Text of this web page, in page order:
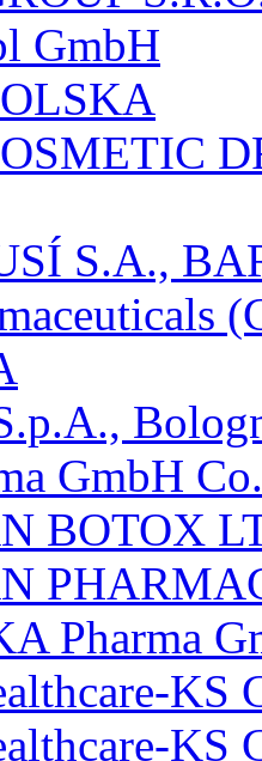
GmbH
S.A.,
GmbH
BOTOX
Pharma
KS
KS